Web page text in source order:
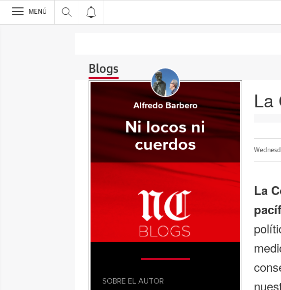
>
MENÚ
Blogs
La
La
Alfredo Barbero
Ni locos ni
cuerdos
SOBRE EL AUTOR